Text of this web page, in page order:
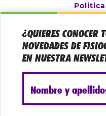
¿QUIERES CONOCER
NOVEDADES DE
EN NUESTRA
Nombre y